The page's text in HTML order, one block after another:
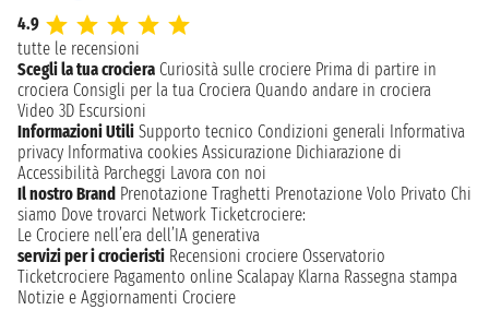
4.9
tutte le recensioni
Scegli la tua crociera Curiosità sulle crociere Prima di partire in
crociera Consigli per la tua Crociera Quando andare in crociera
Video 3D Escursioni
Informazioni Utili Supporto tecnico Condizioni generali Informativa
privacy Informativa cookies Assicurazione Dichiarazione di
Accessibilità Parcheggi Lavora con noi
Il nostro Brand Prenotazione Traghetti Prenotazione Volo Privato Chi
siamo Dove trovarci Network Ticketcrociere:
Le Crociere nell’era dell’IA generativa
servizi per i crocieristi Recensioni crociere Osservatorio
Ticketcrociere Pagamento online Scalapay Klarna Rassegna stampa
Notizie e Aggiornamenti Crociere